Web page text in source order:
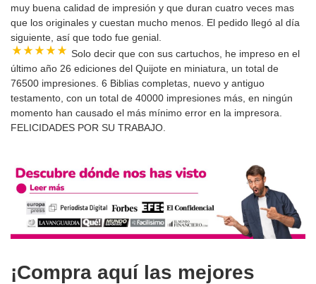
muy buena calidad de impresión y que duran cuatro veces mas
que los originales y cuestan mucho menos. El pedido llegó al día
siguiente, así que todo fue genial.
Solo decir que con sus cartuchos, he impreso en el
último año 26 ediciones del Quijote en miniatura, un total de
76500 impresiones. 6 Biblias completas, nuevo y antiguo
testamento, con un total de 40000 impresiones más, en ningún
momento han causado el más mínimo error en la impresora.
FELICIDADES POR SU TRABAJO.
¡Compra aquí las mejores